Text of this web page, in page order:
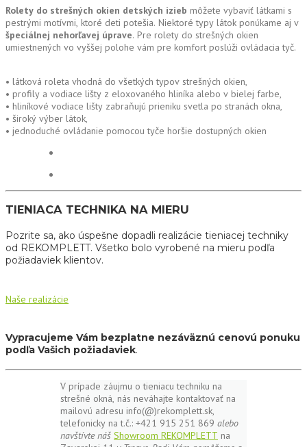
Rolety do strešných okien detských izieb môžete vybaviť látkami s
pestrými motívmi, ktoré deti potešia. Niektoré typy látok ponúkame aj v
špeciálnej nehorľavej úprave. Pre rolety do strešných okien
umiestnených vo vyššej polohe vám pre komfort poslúži ovládacia tyč.
• látková roleta vhodná do všetkých typov strešných okien,
• profily a vodiace lišty z eloxovaného hliníka alebo v bielej farbe,
• hliníkové vodiace lišty zabraňujú prieniku svetla po stranách okna,
• široký výber látok,
• jednoduché ovládanie pomocou tyče horšie dostupných okien
TIENIACA TECHNIKA NA MIERU
Pozrite sa, ako úspešne dopadli realizácie tieniacej techniky
od REKOMPLETT. Všetko bolo vyrobené na mieru podľa
požiadaviek klientov.
Naše realizácie
Vypracujeme Vám bezplatne nezáväznú cenovú ponuku
podľa Vašich požiadaviek.
V prípade záujmu o tieniacu techniku na
strešné okná, nás neváhajte kontaktovať na
mailovú adresu info(@)rekomplett.sk,
telefonicky na t.č.: +421 915 251 869 alebo
navštívte náš Showroom REKOMPLETT na